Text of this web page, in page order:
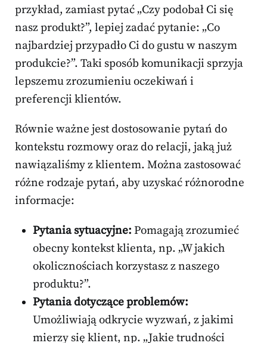
przykład, zamiast pytać „Czy podobał Ci się
nasz produkt?”, lepiej zadać pytanie: „Co
najbardziej przypadło Ci do gustu w naszym
produkcie?”. Taki sposób komunikacji sprzyja
lepszemu zrozumieniu oczekiwań i
preferencji klientów.
Równie ważne jest dostosowanie pytań do
kontekstu rozmowy oraz do relacji, jaką już
nawiązaliśmy z klientem. Można zastosować
różne rodzaje pytań, aby uzyskać różnorodne
informacje:
Pytania sytuacyjne: Pomagają zrozumieć
obecny kontekst klienta, np. „W jakich
okolicznościach korzystasz z naszego
produktu?”.
Pytania dotyczące problemów:
Umożliwiają odkrycie wyzwań, z jakimi
mierzy się klient, np. „Jakie trudności